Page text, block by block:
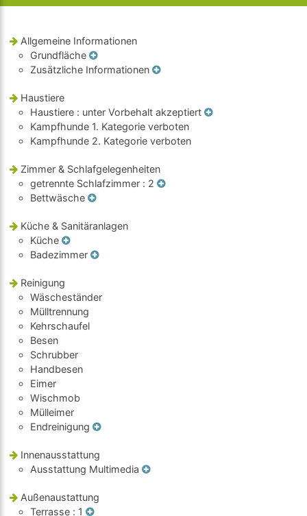
Allgemeine Informationen
Grundfläche
Zusätzliche Informationen
Haustiere
Haustiere : unter Vorbehalt akzeptiert
Kampfhunde 1. Kategorie verboten
Kampfhunde 2. Kategorie verboten
Zimmer & Schlafgelegenheiten
getrennte Schlafzimmer : 2
Bettwäsche
Küche & Sanitäranlagen
Küche
Badezimmer
Reinigung
Wäscheständer
Mülltrennung
Kehrschaufel
Besen
Schrubber
Handbesen
Eimer
Wischmob
Mülleimer
Endreinigung
Innenausstattung
Ausstattung Multimedia
Außenaustattung
Terrasse : 1